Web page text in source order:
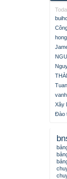
Xây
Đào